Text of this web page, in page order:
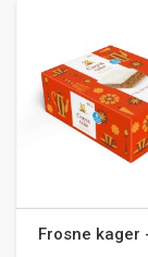
Frosne kager